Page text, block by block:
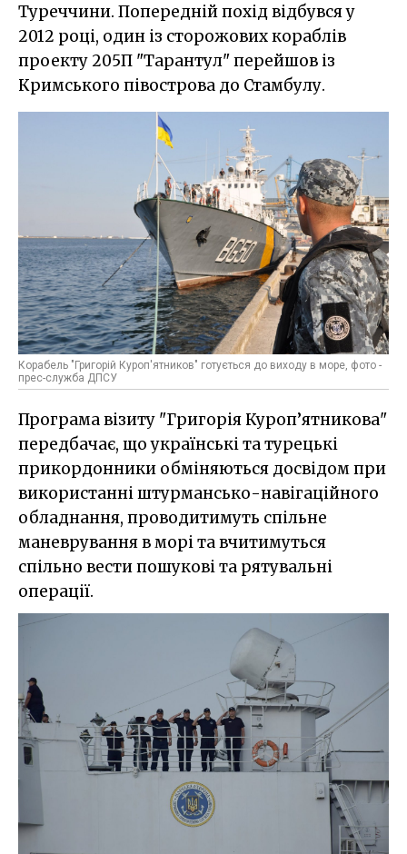
Туреччини. Попередній похід відбувся у
2012 році, один із сторожових кораблів
проекту 205П "Тарантул" перейшов із
Кримського півострова до Стамбулу.
Корабель "Григорій Куроп'ятников" готується до виходу в море, фото -
прес-служба ДПСУ
Програма візиту "Григорія Куроп’ятникова"
передбачає, що українські та турецькі
прикордонники обміняються досвідом при
використанні штурмансько-навігаційного
обладнання, проводитимуть спільне
маневрування в морі та вчитимуться
спільно вести пошукові та рятувальні
операції.